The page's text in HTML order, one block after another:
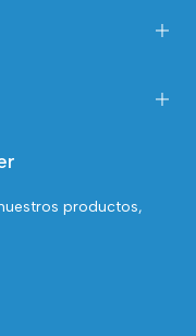
productos,